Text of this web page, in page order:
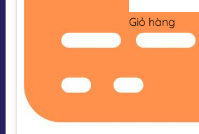
Giỏ hàng